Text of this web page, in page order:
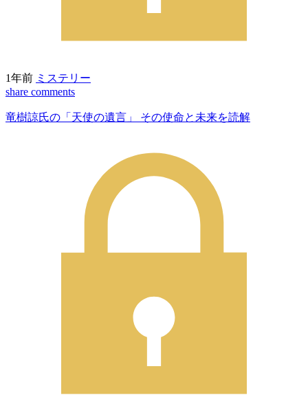
1年前 ミステリー
share comments
竜樹諒氏の「天使の遺言」 その使命と未来を読解